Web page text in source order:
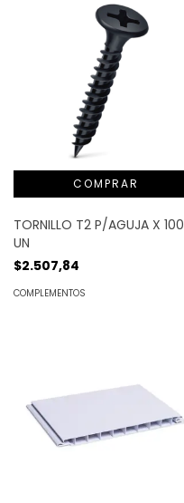
TORNILLO T2 P/AGUJA X 100
UN
$2.507,84
COMPLEMENTOS